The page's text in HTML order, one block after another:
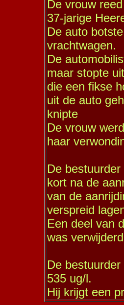
De vrouw
37-jarige
De auto
vrachtwagen.
De
maar stopte
die een fikse
uit de auto
knipte
De vrouw
haar
De
kort na de
van de
verspreid
Een deel van
was
De
535 ug/l.
Hij krijgt een